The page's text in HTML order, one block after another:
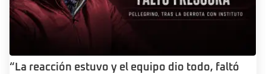
“La reacción estuvo y el equipo dio todo, faltó